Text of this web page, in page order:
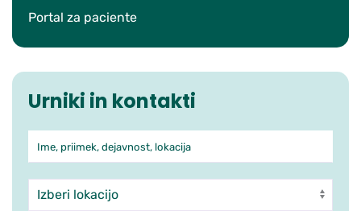
Portal za paciente
Urniki in kontakti
Iskanje po ambulantah in
Ime, priimek, dejavnost, lokacija
Enota